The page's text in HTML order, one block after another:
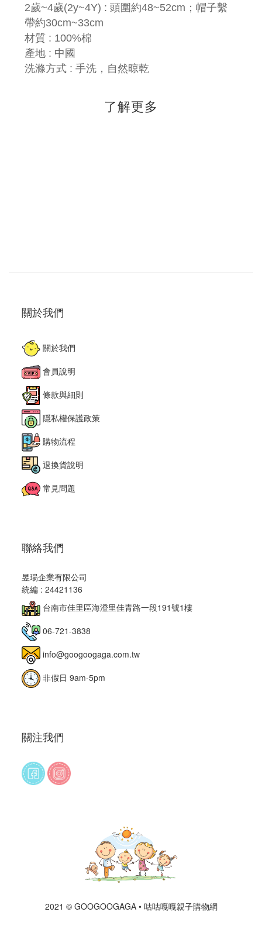
2歲~4歲(2y~4Y) : 頭圍約48~52cm；帽子繫
帶約30cm~33cm
材質 : 100%棉
產地 : 中國
洗滌方式 : 手洗，自然晾乾
了解更多
關於我們
關於我們
會員說明
條款與細則
隱私權保護政策
購物流程
退換貨說明
常見問題
聯絡我們
昱瑒企業有限公司
統編 : 24421136
台南市佳里區海澄里佳青路一段191號1樓
06-721-3838
info@googoogaga.com.tw
非假日 9am-5pm
關注我們
2021 © GOOGOOGAGA • 咕咕嘎嘎親子購物網